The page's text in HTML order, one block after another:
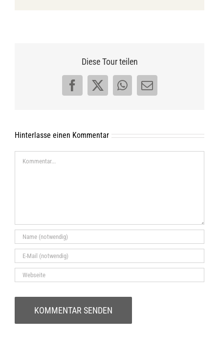
Diese Tour teilen
Facebook
X WhatsApp
E-
Hinterlasse einen Kommentar
Kommentar